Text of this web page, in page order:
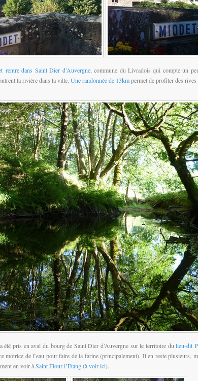
rentre dans Saint Dier d’Auvergne, commune du Livradois qui compte un
la rivière dans la ville. Une randonnée de 13kmpermet de profiter des rives
été pris en aval du bourg de Saint Dier d’Auvergne sur le territoire dulieu-dit
motrice de l’eau pour faire de la farine (principalement). Il en reste plusieurs,
en voir àSaint Flour l’Etang(à voir ici).